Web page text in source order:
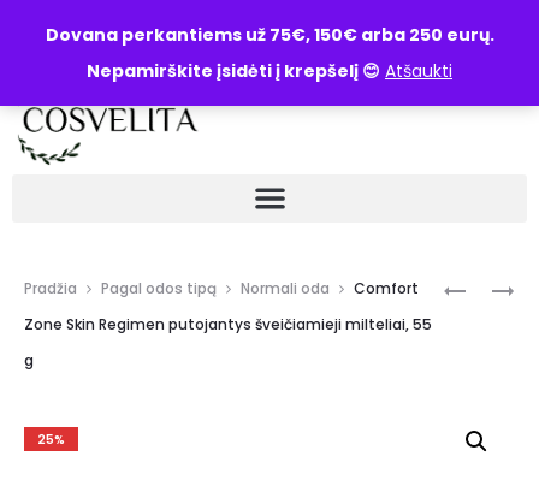
Dovana perkantiems už 75€, 150€ arba 250 eurų.
Nepamirškite įsidėti į krepšelį 😊 Atšaukti
UŽKLAUSA
Pradžia Pagal odos tipą Normali oda
Comfort
Zone Skin Regimen putojantys šveičiamieji milteliai, 55
g
25%